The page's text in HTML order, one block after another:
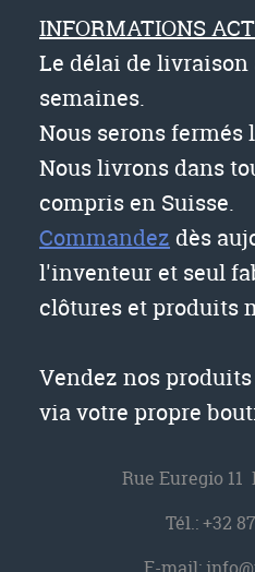
INFORMATIONS
Le délai de livraison
semaines.
Nous serons fermés
Nous livrons dans
compris en Suisse.
Commandez dès
l'inventeur et seul
clôtures et produits
Vendez nos
via votre propre
Rue Euregio 11
Tél.:+32